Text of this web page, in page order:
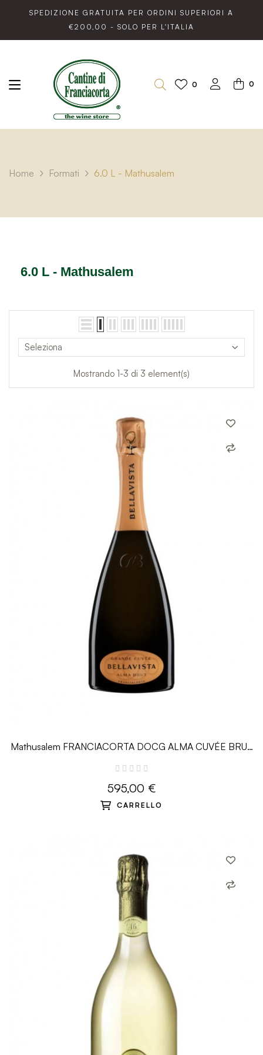
SPEDIZIONE GRATUITA PER ORDINI SUPERIORI A
€200,00 - SOLO PER L'ITALIA
0 0
Home Formati 6.0 L - Mathusalem
6.0 L - Mathusalem
Seleziona
Mostrando 1-3 di 3 element(s)
Mathusalem FRANCIACORTA DOCG ALMA CUVÉE BRUT
595,00 €
CARRELLO